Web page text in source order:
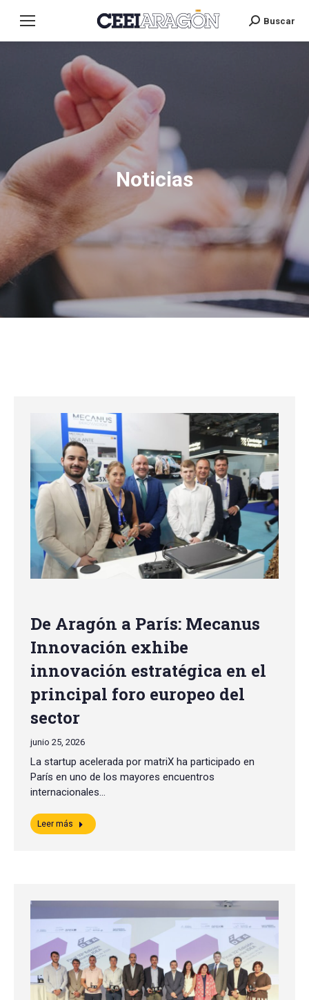
Search:
Buscar
Noticias
De Aragón a París: Mecanus
Innovación exhibe
innovación estratégica en el
principal foro europeo del
sector
junio 25, 2026
La startup acelerada por matriX ha participado en
París en uno de los mayores encuentros
internacionales…
Leer más